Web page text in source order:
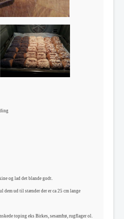
og lad det blande godt.
dem ud til stænder der er ca 25 cm lange
toping eks Birkes, sesamfrø, rugflager ol.